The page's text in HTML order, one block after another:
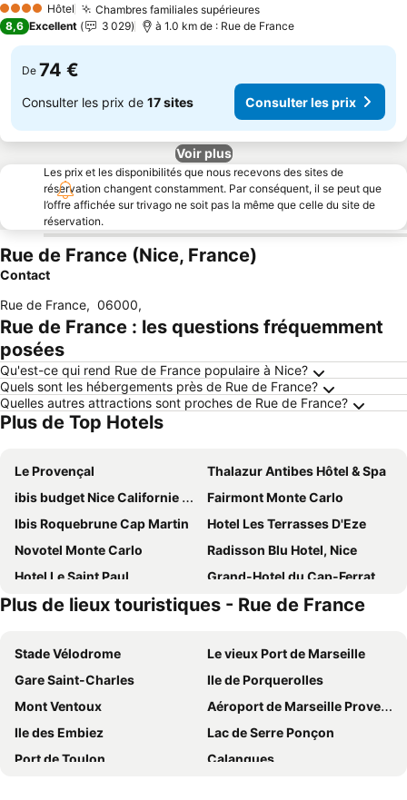
4 Étoiles Hôtel Chambres familiales supérieures
8,6 Excellent 3 029 à 1.0 km de : Rue de France
De 74 €
Consulter les prix de 17 sites Consulter les prix
Voir plus
Les prix et les disponibilités que nous recevons des sites de
réservation changent constamment. Par conséquent, il se peut que
l’offre affichée sur trivago ne soit pas la même que celle du site de
réservation.
Rue de France (Nice, France)
Contact
Rue de France, 06000,
Rue de France : les questions fréquemment
posées
Qu'est-ce qui rend Rue de France populaire à Nice?
Quels sont les hébergements près de Rue de France?
Quelles autres attractions sont proches de Rue de France?
Plus de Top Hotels
Le Provençal
Thalazur Antibes Hôtel & Spa
ibis budget Nice Californie Lenval
Fairmont Monte Carlo
Ibis Roquebrune Cap Martin
Hotel Les Terrasses D'Eze
Novotel Monte Carlo
Radisson Blu Hotel, Nice
Hotel Le Saint Paul
Grand-Hotel du Cap-Ferrat, A Four Seasons
Hotel Villa Rivoli
Hôtel 3* Delcloy - Vacances Bleues
Hôtel Bahia
Holiday Inn Nice-Port St Laurent by IHG
Golden Tulip Sophia Antipolis Hôtel & Spa
Boutique Hotel & Spa la Villa Cap Ferrat
Hôtel 3* Le Royal - Vacances Bleues
Hotel Novotel Nice Arénas Aéroport
Le Méridien Beach Plaza
Mouratoglou Hotel & Resort
Hotel des Mimosas
Best Western Astoria
Plus de lieux touristiques - Rue de France
Stade Vélodrome
Le vieux Port de Marseille
Gare Saint-Charles
Ile de Porquerolles
Mont Ventoux
Aéroport de Marseille Provence
Ile des Embiez
Lac de Serre Ponçon
Port de Toulon
Calanques